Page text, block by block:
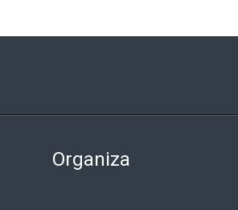
Organiza